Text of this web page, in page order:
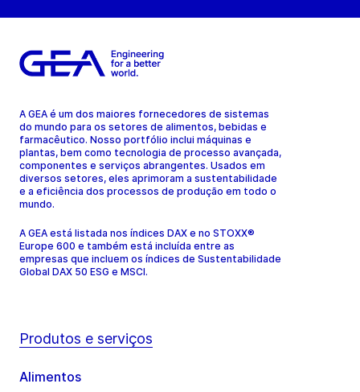
A GEA é um dos maiores fornecedores de sistemas
do mundo para os setores de alimentos, bebidas e
farmacêutico. Nosso portfólio inclui máquinas e
plantas, bem como tecnologia de processo avançada,
componentes e serviços abrangentes. Usados em
diversos setores, eles aprimoram a sustentabilidade
e a eficiência dos processos de produção em todo o
mundo.
A GEA está listada nos índices DAX e no STOXX®
Europe 600 e também está incluída entre as
empresas que incluem os índices de Sustentabilidade
Global DAX 50 ESG e MSCI.
Produtos e serviços
Alimentos